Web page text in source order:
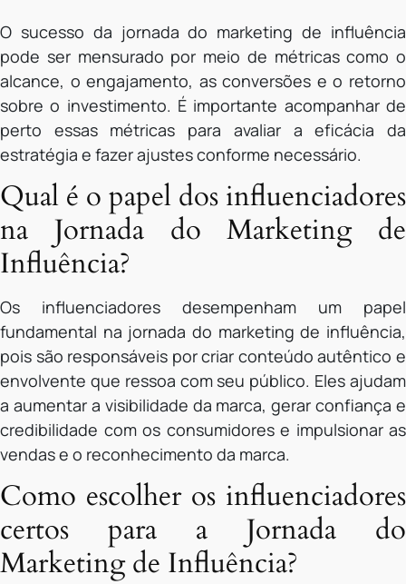
O sucesso da jornada do marketing de influência
pode ser mensurado por meio de métricas como o
alcance, o engajamento, as conversões e o retorno
sobre o investimento. É importante acompanhar de
perto essas métricas para avaliar a eficácia da
estratégia e fazer ajustes conforme necessário.
Qual é o papel dos influenciadores
na Jornada do Marketing de
Influência?
Os influenciadores desempenham um papel
fundamental na jornada do marketing de influência,
pois são responsáveis por criar conteúdo autêntico e
envolvente que ressoa com seu público. Eles ajudam
a aumentar a visibilidade da marca, gerar confiança e
credibilidade com os consumidores e impulsionar as
vendas e o reconhecimento da marca.
Como escolher os influenciadores
certos para a Jornada do
Marketing de Influência?